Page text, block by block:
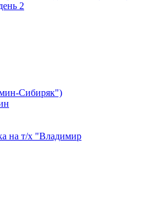
2
Сибиряк")
на т/х "Владимир